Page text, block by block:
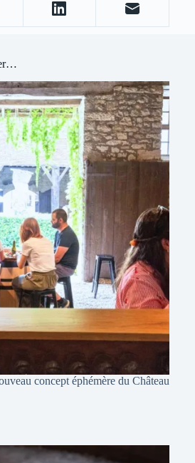
concept éphémère du Château